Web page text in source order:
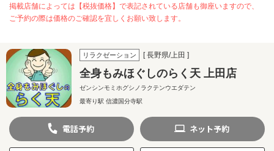
掲載店舗によっては【税抜価格】で表記されている店舗も御座いますので、
ご予約の際は価格のご確認を宜しくお願い致します。
リラクゼーション [ 長野県/上田 ]
全身もみほぐしのらく天 上田店
ゼンシンモミホグシノラクテンウエダテン
最寄り駅 信濃国分寺駅‎
電話予約 ネット予約